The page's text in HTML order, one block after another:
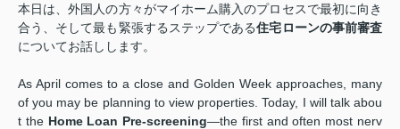
本日は、外国人の方々がマイホーム購入のプロセスで最初に向き
合う、そして最も緊張するステップである住宅ローンの事前審査
についてお話しします。
As April comes to a close and Golden Week approaches, many
of you may be planning to view properties. Today, I will talk abou
t the Home Loan Pre-screening—the first and often most nerv